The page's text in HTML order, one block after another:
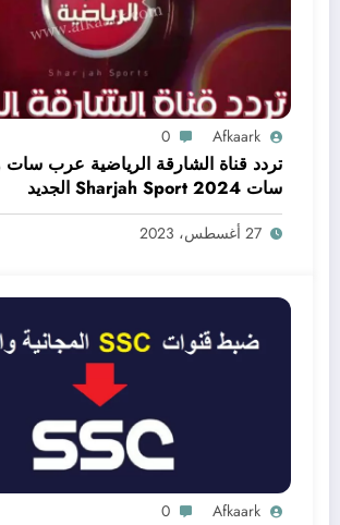
Afkaark
0
تردد قناة الشارقة الرياضية عرب سات
سات Sharjah Sport 2024 الجديد
27 أغسطس، 2023
Afkaark
0